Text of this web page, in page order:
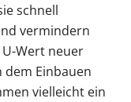
schnell
vermindern
Wert neuer
dem Einbauen
vielleicht ein